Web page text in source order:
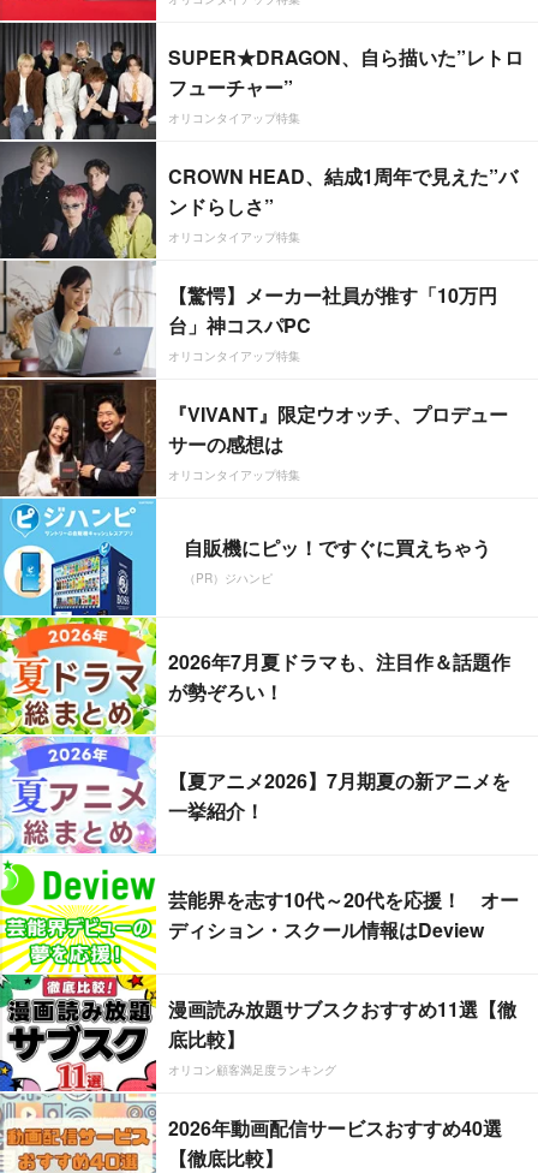
SUPER★DRAGON、自ら描いた”レトロ
フューチャー”
オリコンタイアップ特集
CROWN HEAD、結成1周年で見えた”バ
ンドらしさ”
オリコンタイアップ特集
【驚愕】メーカー社員が推す「10万円
台」神コスパPC
オリコンタイアップ特集
『VIVANT』限定ウオッチ、プロデュー
サーの感想は
オリコンタイアップ特集
自販機にピッ！ですぐに買えちゃう
（PR）ジハンピ
2026年7月夏ドラマも、注目作＆話題作
が勢ぞろい！
【夏アニメ2026】7月期夏の新アニメを
一挙紹介！
芸能界を志す10代～20代を応援！ オー
ディション・スクール情報はDeview
漫画読み放題サブスクおすすめ11選【徹
底比較】
オリコン顧客満足度ランキング
2026年動画配信サービスおすすめ40選
【徹底比較】